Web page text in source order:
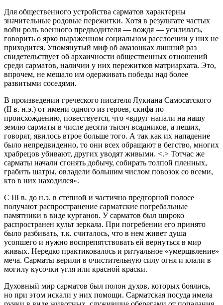
Для общественного устройства сарматов характерны
значительные родовые пережитки. Хотя в результате частых
войн роль военного предводителя — вождя — усилилась,
говорить о ярко выраженном социальном расслоении у них не
приходится. Упомянутый миф об амазонках лишний раз
свидетельствует об архаичности общественных отношений
среди сарматов, наличии у них пережитков матриархата. Это,
впрочем, не мешало им одерживать победы над более
развитыми соседями.
В произведении греческого писателя Лукиана Самосатского
(II в. н.э.) от имени одного из героев, скифа по
происхождению, повествуется, что «вдруг напали на нашу
землю сарматы в числе десяти тысяч всадников, а пеших,
говорят, явилось втрое больше того. А так как их нападение
было непредвиденно, то они всех обращают в бегство, многих
храбрецов убивают, других уводят живыми. <.> Тотчас же
сарматы начали сгонять добычу, собирать толпой пленных,
грабить шатры, овладели большим числом повозок со всеми,
кто в них находился».
С III в. до н.э. в степной и частично предгорной полосе
получают распространение сарматские погребальные
памятники в виде курганов. У сарматов был широко
распространен культ зеркала. При погребении его принято
было разбивать, т.к. считалось, что в нем живет душа
усопшего и нужно воспрепятствовать ей вернуться в мир
живых. Нередко практиковалось и ритуальное «умерщвление»
меча. Сарматы верили в очистительную силу огня и клали в
могилу кусочки угля или красной краски.
Духовный мир сарматов был полон духов, которых боялись,
но при этом искали у них помощи. Сарматская посуда имела